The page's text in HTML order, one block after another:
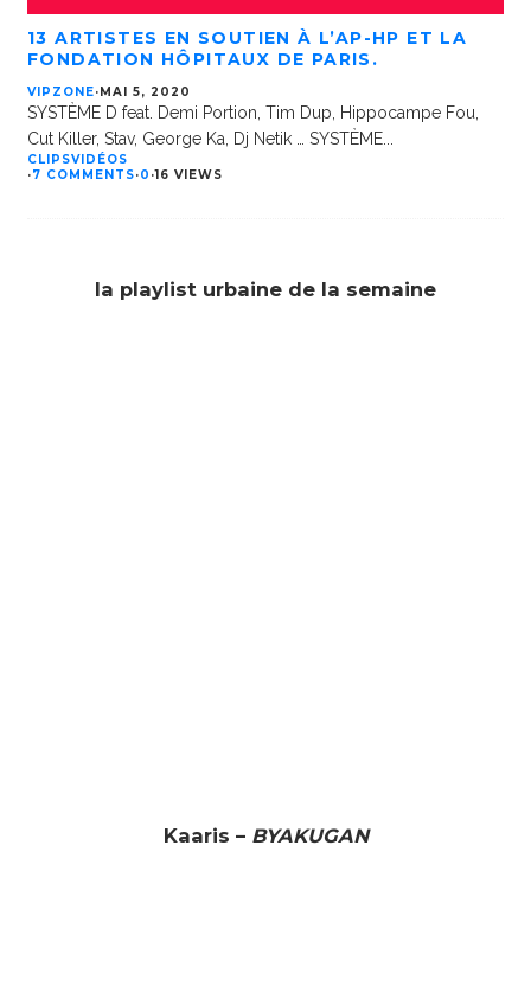
13 ARTISTES EN SOUTIEN À L’AP-HP ET LA
FONDATION HÔPITAUX DE PARIS.
VIPZONE· MAI 5, 2020
SYSTÈME D feat. Demi Portion, Tim Dup, Hippocampe Fou,
Cut Killer, Stav, George Ka, Dj Netik … SYSTÈME
CLIPSVIDÉOS
·7 COMMENTS·0 ·16 VIEWS
la playlist urbaine de la semaine
Kaaris – BYAKUGAN